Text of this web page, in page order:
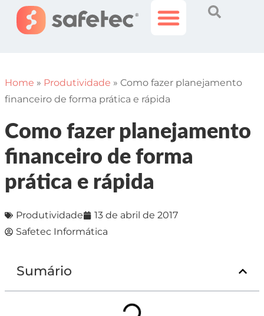
Home » Produtividade » Como fazer planejamento
financeiro de forma prática e rápida
Como fazer planejamento
financeiro de forma
prática e rápida
Produtividade
13 de abril de 2017
Safetec Informática
Sumário